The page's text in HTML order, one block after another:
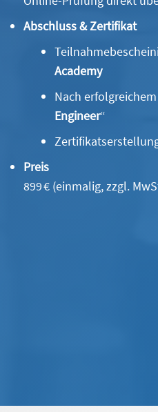
Abschluss & Zertifikat
Academy
Nach
Engineer“
Preis
899 € (einmalig, zzgl.